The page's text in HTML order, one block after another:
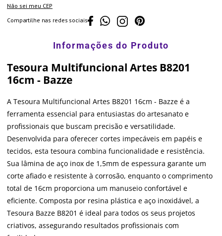
Não sei meu CEP
Compartilhe nas redes sociais
Tesoura Multifuncional Artes B8201
16cm - Bazze
A Tesoura Multifuncional Artes B8201 16cm - Bazze é a
ferramenta essencial para entusiastas do artesanato e
profissionais que buscam precisão e versatilidade.
Desenvolvida para oferecer cortes impecáveis em papéis e
tecidos, esta tesoura combina funcionalidade e resistência.
Sua lâmina de aço inox de 1,5mm de espessura garante um
corte afiado e resistente à corrosão, enquanto o comprimento
total de 16cm proporciona um manuseio confortável e
eficiente. Composta por resina plástica e aço inoxidável, a
Tesoura Bazze B8201 é ideal para todos os seus projetos
criativos, assegurando resultados profissionais com